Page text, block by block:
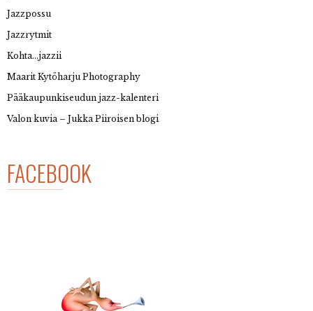
Jazzpossu
Jazzrytmit
Kohta…jazzii
Maarit Kytöharju Photography
Pääkaupunkiseudun jazz-kalenteri
Valon kuvia – Jukka Piiroisen blogi
FACEBOOK